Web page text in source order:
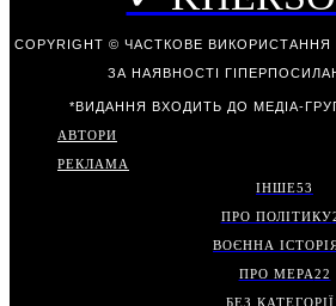
COPYRIGHT © ЧАСТКОВЕ
ЗА НАЯВНОСТІ
*ВИДАННЯ ВХОДИТЬ ДО МЕДІА-
АВТОРИ
РЕКЛАМА
ІНШЕ53
ПРО ПОЛІТИКУ
ВОЄННА
ПРО МЕРА22
БЕЗ КАТЕГОРІЇ